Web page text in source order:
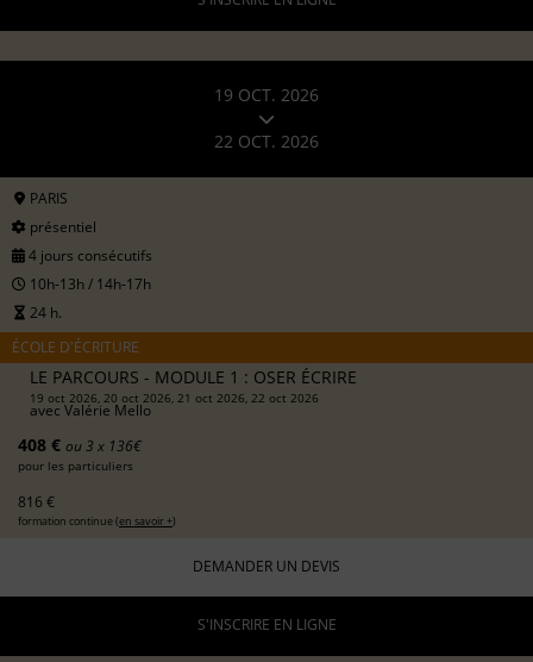
19 OCT. 2026
22 OCT. 2026
PARIS
présentiel
4 jours consécutifs
10h-13h / 14h-17h
24 h.
ÉCOLE D'ÉCRITURE
LE PARCOURS - MODULE 1 : OSER ÉCRIRE
19 oct 2026, 20 oct 2026, 21 oct 2026, 22 oct 2026
avec Valérie Mello
408 € ou 3 x 136€
pour les particuliers
816 €
formation continue (en savoir +)
DEMANDER UN DEVIS
S'INSCRIRE EN LIGNE